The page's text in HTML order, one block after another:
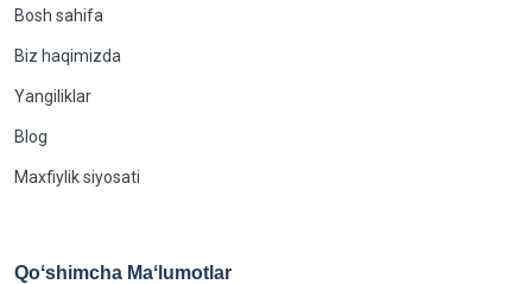
Bosh sahifa
Biz haqimizda
Yangiliklar
Blog
Maxfiylik siyosati
Qoʻshimcha Maʻlumotlar